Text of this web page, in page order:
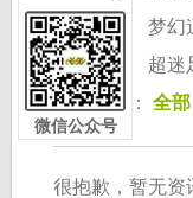
微信公众号
梦幻
超迷
按 分 类：
全部
很抱歉，暂无资